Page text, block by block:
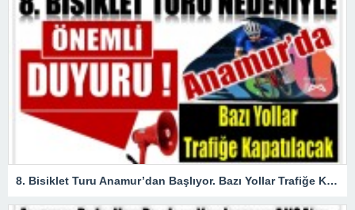
8. Bisiklet Turu Anamur’dan Başlıyor. Bazı Yollar Trafiğe Kapatılacak